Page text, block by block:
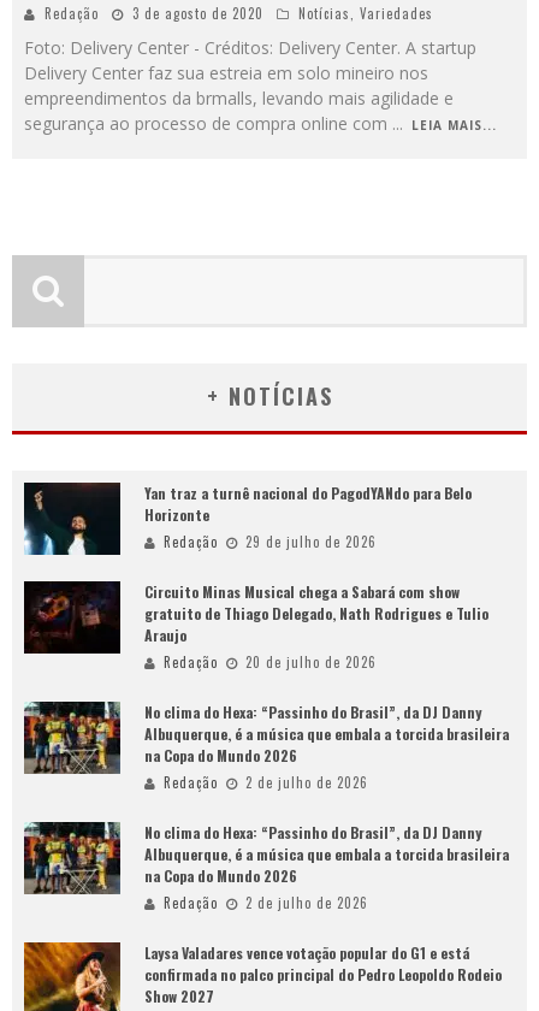
Redação 3 de agosto de 2020 Notícias, Variedades
Foto: Delivery Center - Créditos: Delivery Center. A startup
Delivery Center faz sua estreia em solo mineiro nos
empreendimentos da brmalls, levando mais agilidade e
segurança ao processo de compra online com ... LEIA MAIS...
+ NOTÍCIAS
Yan traz a turnê nacional do PagodYANdo para Belo
Horizonte
Redação 29 de julho de 2026
Circuito Minas Musical chega a Sabará com show
gratuito de Thiago Delegado, Nath Rodrigues e Tulio
Araujo
Redação 20 de julho de 2026
No clima do Hexa: “Passinho do Brasil”, da DJ Danny
Albuquerque, é a música que embala a torcida brasileira
na Copa do Mundo 2026
Redação 2 de julho de 2026
No clima do Hexa: “Passinho do Brasil”, da DJ Danny
Albuquerque, é a música que embala a torcida brasileira
na Copa do Mundo 2026
Redação 2 de julho de 2026
Laysa Valadares vence votação popular do G1 e está
confirmada no palco principal do Pedro Leopoldo Rodeio
Show 2027